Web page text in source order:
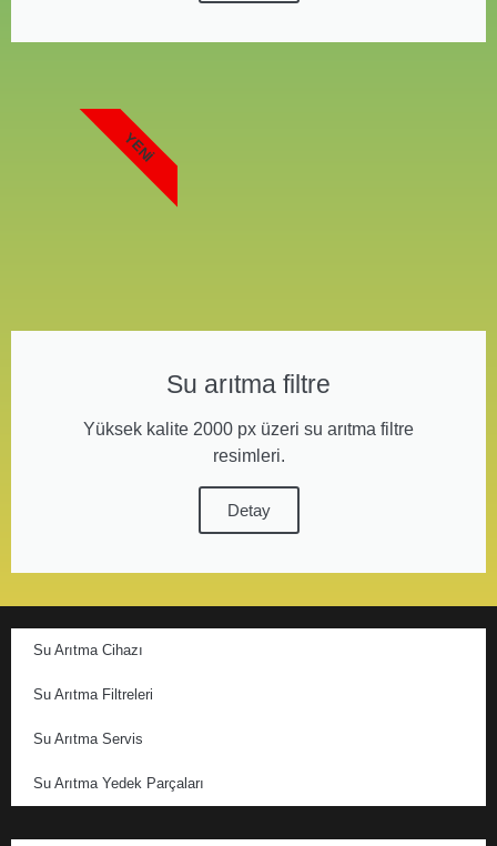
Su arıtma filtre
Yüksek kalite 2000 px üzeri su arıtma filtre
resimleri.
Detay
YENI
Su Arıtma Cihazı
Su Arıtma Filtreleri
Su Arıtma Servis
Su Arıtma Yedek Parçaları